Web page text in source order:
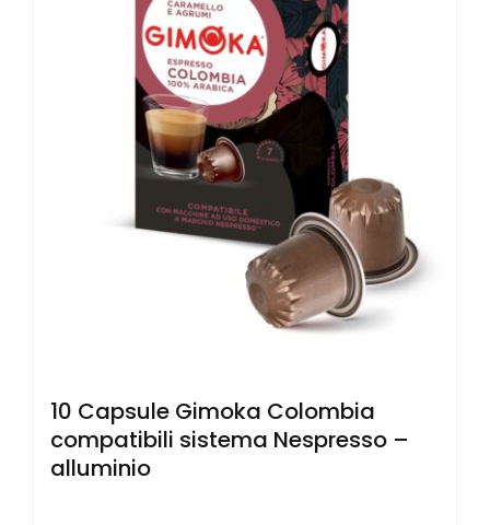
10 Capsule Gimoka Colombia
compatibili sistema Nespresso –
alluminio